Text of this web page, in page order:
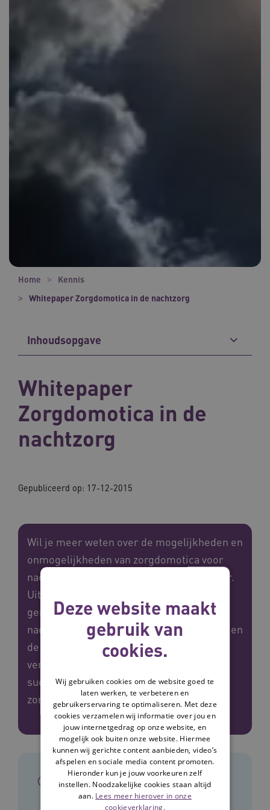
Home
Kennis
Whitepaper Zorgdomotica in de nachtzorg
Inhoudsopgave
Whitepaper
Zorgdomotica in de
nachtzorg
Gepubliceerd op: 17-12-2015
Wil je meer weten over de mogelijkheden en
onmogelijkheden van zorgdomotica voor
nachtzorg? Je leest het in deze whitepaper.
Uit ons onderzoek blijkt dat de nieuwe
generatie domotica de werkdruk van
nachtzorgmedewerkers kan verminderen en
de privacy en veiligheid van bewoners
vergroten. Ook geven we tips voor een
succesvolle implementatie van nieuwe
zorgdomotica.
In het kort
Deze website maakt
gebruik van
cookies.
Wij gebruiken cookies om de website goed te
laten werken, te verbeteren en
gebruikerservaring te optimaliseren. Met deze
cookies verzamelen wij informatie over jou en
jouw internetgedrag op onze website, en
mogelijk ook buiten onze website. Hiermee
kunnen wij gerichte content aanbieden, video’s
afspelen en sociale media content promoten.
Hieronder kun je jouw voorkeuren zelf
instellen. Noodzakelijke cookies staan altijd
aan. Lees meer hierover in onze
cookieverklaring.